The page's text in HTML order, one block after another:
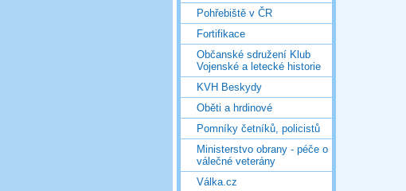
Pohřebiště v ČR
Fortifikace
Občanské sdružení Klub
Vojenské a letecké historie
KVH Beskydy
Oběti a hrdinové
Pomníky četníků, policistů
Ministerstvo obrany - péče o
válečné veterány
Válka.cz